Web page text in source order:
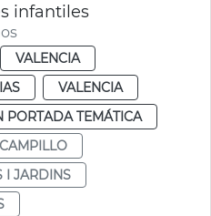
infantiles
VALENCIA
VALENCIA
PORTADA TEMÁTICA
I JARDINS